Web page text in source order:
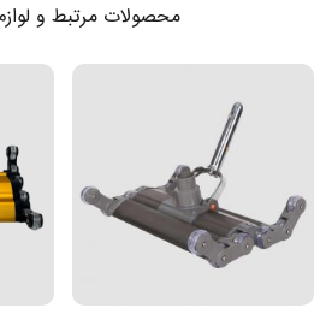
محصولات مرتبط و